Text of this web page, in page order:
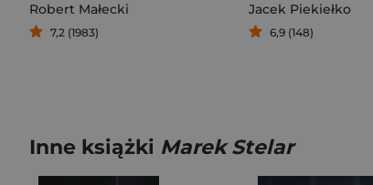
Robert Małecki
7,2 (1983)
Jacek Piekiełko
6,9 (148)
Inne książki Marek Stelar